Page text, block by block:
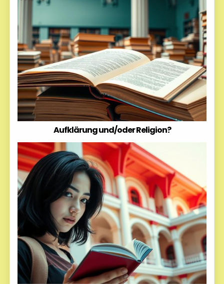
Aufklärung und/oder Religion?